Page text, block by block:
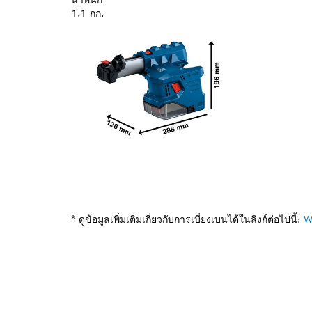
1.1 กก.
* ดูข้อมูลเพิ่มเติมเกี่ยวกับการเบี่ยงเบนได้ในลิงก์ต่อไปนี้: